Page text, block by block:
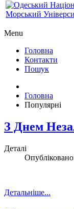
Menu
Головна
Контакти
Пошук
Головна
Популярні
З Днем
Деталі
Детальніше...